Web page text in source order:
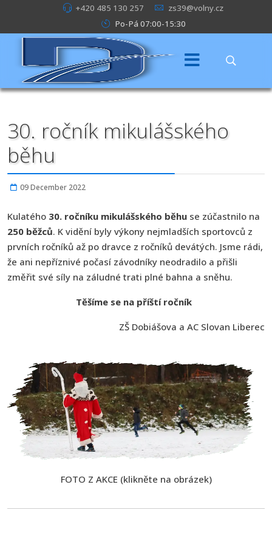
+420 485 130 257
zs39@volny.cz
Po-Pá 07:00-15:30
30. ročník mikulášského
běhu
09 December 2022
Kulatého 30. ročníku mikulášského běhu se zúčastnilo na
250 běžců. K vidění byly výkony nejmladších sportovců z
prvních ročníků až po dravce z ročníků devátých. Jsme rádi,
že ani nepříznivé počasí závodníky neodradilo a přišli
změřit své síly na záludné trati plné bahna a sněhu.
Těšíme se na příští ročník
ZŠ Dobiášova a AC Slovan Liberec
FOTO Z AKCE (klikněte na obrázek)